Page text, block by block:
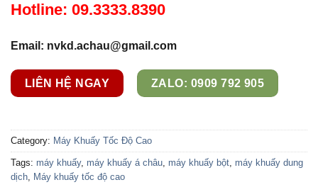
Hotline: 09.3333.8390
Email: nvkd.achau@gmail.com
LIÊN HỆ NGAY ZALO: 0909 792 905
Category: Máy Khuấy Tốc Độ Cao
Tags: máy khuấy, máy khuấy á châu máy khuấy bột máy khuấy dung
dịch Máy khuấy tốc độ cao